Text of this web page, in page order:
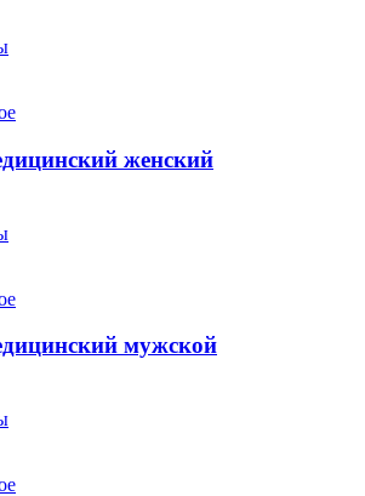
женский
мужской